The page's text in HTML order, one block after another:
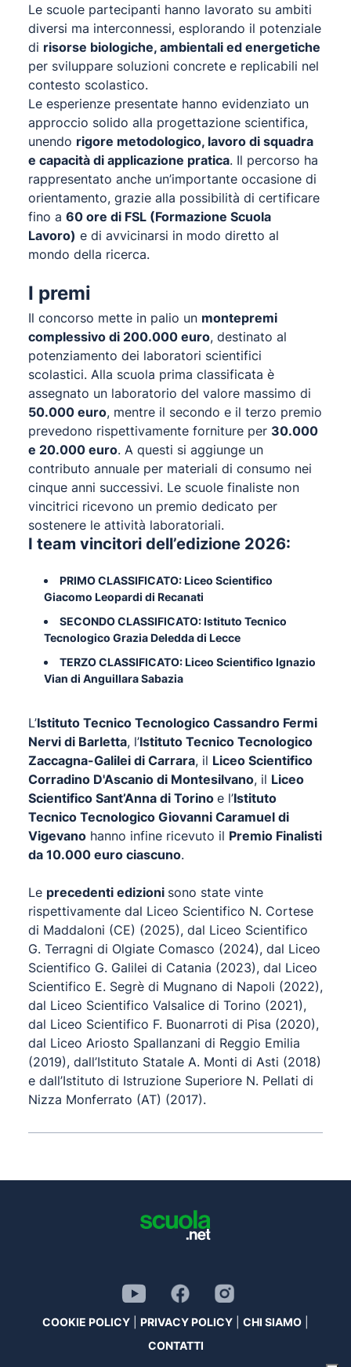
Le scuole partecipanti hanno lavorato su ambiti
diversi ma interconnessi, esplorando il potenziale
di risorse biologiche, ambientali ed energetiche
per sviluppare soluzioni concrete e replicabili nel
contesto scolastico.
Le esperienze presentate hanno evidenziato un
approccio solido alla progettazione scientifica,
unendo rigore metodologico, lavoro di squadra
e capacità di applicazione pratica. Il percorso ha
rappresentato anche un’importante occasione di
orientamento, grazie alla possibilità di certificare
fino a 60 ore di FSL (Formazione Scuola
Lavoro) e di avvicinarsi in modo diretto al
mondo della ricerca.
I premi
Il concorso mette in palio un montepremi
complessivo di 200.000 euro, destinato al
potenziamento dei laboratori scientifici
scolastici. Alla scuola prima classificata è
assegnato un laboratorio del valore massimo di
50.000 euro, mentre il secondo e il terzo premio
prevedono rispettivamente forniture per 30.000
e 20.000 euro. A questi si aggiunge un
contributo annuale per materiali di consumo nei
cinque anni successivi. Le scuole finaliste non
vincitrici ricevono un premio dedicato per
sostenere le attività laboratoriali.
I team vincitori dell’edizione 2026:
PRIMO CLASSIFICATO: Liceo Scientifico
Giacomo Leopardi di Recanati
SECONDO CLASSIFICATO: Istituto Tecnico
Tecnologico Grazia Deledda di Lecce
TERZO CLASSIFICATO: Liceo Scientifico Ignazio
Vian di Anguillara Sabazia
L’Istituto Tecnico Tecnologico Cassandro Fermi
Nervi di Barletta, l’Istituto Tecnico Tecnologico
Zaccagna-Galilei di Carrara, il Liceo Scientifico
Corradino D'Ascanio di Montesilvano, il Liceo
Scientifico Sant’Anna di Torino e l’Istituto
Tecnico Tecnologico Giovanni Caramuel di
Vigevano hanno infine ricevuto il Premio Finalisti
da 10.000 euro ciascuno.
Le precedenti edizioni sono state vinte
rispettivamente dal Liceo Scientifico N. Cortese
di Maddaloni (CE) (2025), dal Liceo Scientifico
G. Terragni di Olgiate Comasco (2024), dal Liceo
Scientifico G. Galilei di Catania (2023), dal Liceo
Scientifico E. Segrè di Mugnano di Napoli (2022),
dal Liceo Scientifico Valsalice di Torino (2021),
dal Liceo Scientifico F. Buonarroti di Pisa (2020),
dal Liceo Ariosto Spallanzani di Reggio Emilia
(2019), dall’Istituto Statale A. Monti di Asti (2018)
e dall’Istituto di Istruzione Superiore N. Pellati di
Nizza Monferrato (AT) (2017).
COOKIE POLICY PRIVACY POLICY CHI SIAMO
CONTATTI